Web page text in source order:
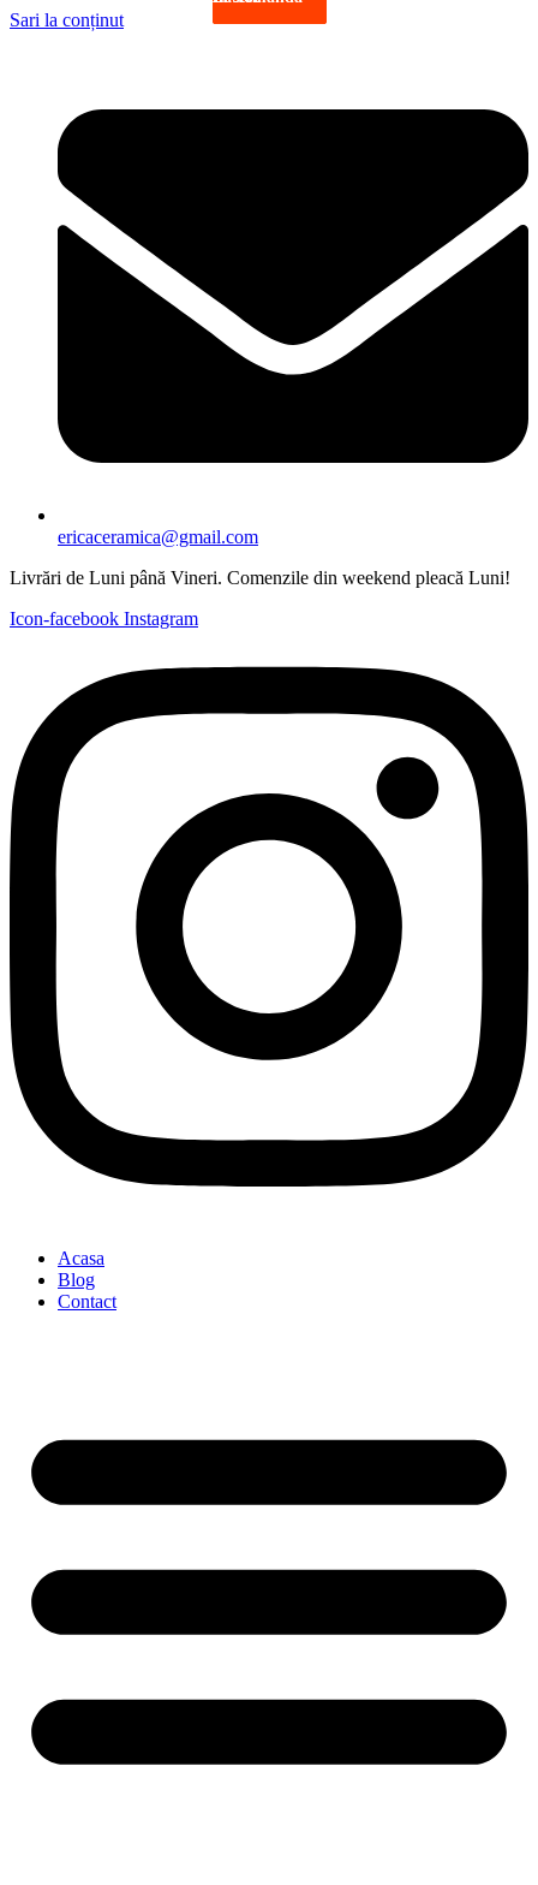
Sari la conținut
ericaceramica@gmail.com
Livrări de Luni până Vineri. Comenzile din weekend pleacă Luni!
Icon-facebook Instagram
Acasa
Blog
Contact